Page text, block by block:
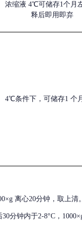
浓缩液 4℃可储存1个月
释后即用即弃
4℃条件下，可储存1 个
离心20分钟，取上
分钟内于2-8°C，